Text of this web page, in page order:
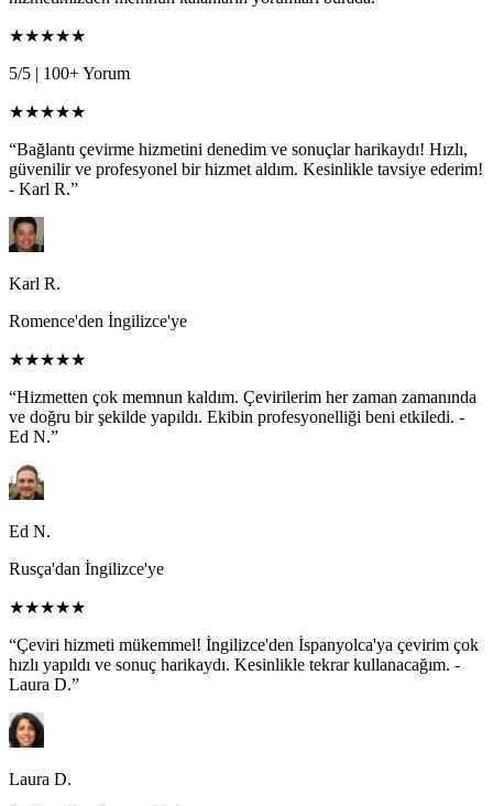
★★★★★
5/5 | 100+ Yorum
★★★★★
“Bağlantı çevirme hizmetini denedim ve sonuçlar harikaydı! Hızlı,
güvenilir ve profesyonel bir hizmet aldım. Kesinlikle tavsiye ederim!
- Karl R.”
Karl R.
Romence'den İngilizce'ye
★★★★★
“Hizmetten çok memnun kaldım. Çevirilerim her zaman zamanında
ve doğru bir şekilde yapıldı. Ekibin profesyonelliği beni etkiledi. -
Ed N.”
Ed N.
Rusça'dan İngilizce'ye
★★★★★
“Çeviri hizmeti mükemmel! İngilizce'den İspanyolca'ya çevirim çok
hızlı yapıldı ve sonuç harikaydı. Kesinlikle tekrar kullanacağım. -
Laura D.”
Laura D.